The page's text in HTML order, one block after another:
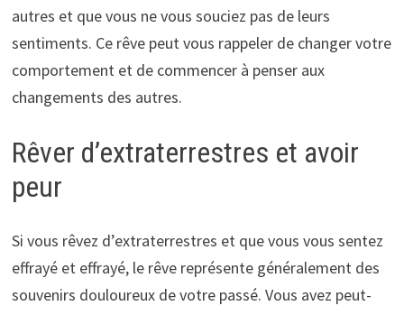
autres et que vous ne vous souciez pas de leurs
sentiments. Ce rêve peut vous rappeler de changer votre
comportement et de commencer à penser aux
changements des autres.
Rêver d’extraterrestres et avoir
peur
Si vous rêvez d’extraterrestres et que vous vous sentez
effrayé et effrayé, le rêve représente généralement des
souvenirs douloureux de votre passé. Vous avez peut-